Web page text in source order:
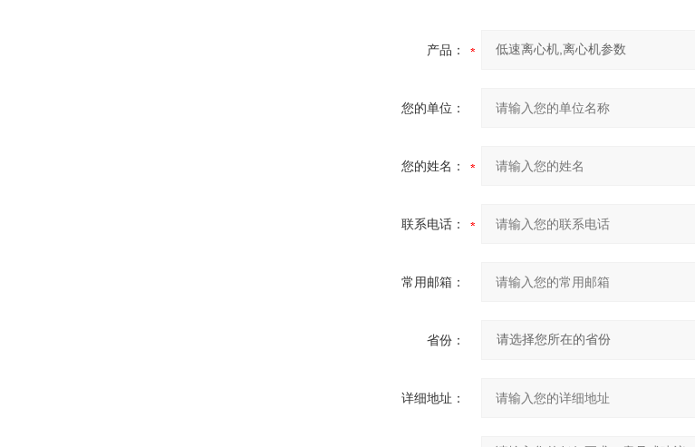
产品：
您的单位：
您的姓名：
联系电话：
常用邮箱：
省份：
详细地址：